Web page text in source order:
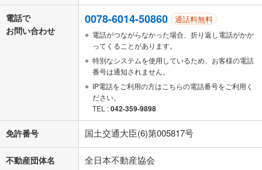
電話で
お問い合わせ
0078-6014-50860 通話料無料
電話がつながらなかった場合、折り返し電話がかか
ってくることがあります。
特別なシステムを使用しているため、お客様の電話
番号は通知されません。
IP電話をご利用の方はこちらの電話番号をご利用く
ださい。
TEL :042-359-9898
免許番号 国土交通大臣(6)第005817号
不動産団体名 全日本不動産協会